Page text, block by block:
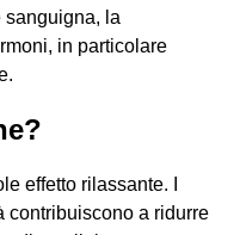
sanguigna, la
in particolare
effetto rilassante. I
contribuiscono a ridurre